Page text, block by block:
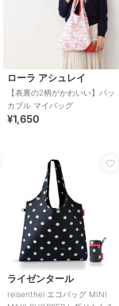
ローラ アシュレイ
【表裏の2柄がかわいい】パッ
カブル マイバッグ
¥1,650
ライゼンタール
reisenthel エコバッグ MINI